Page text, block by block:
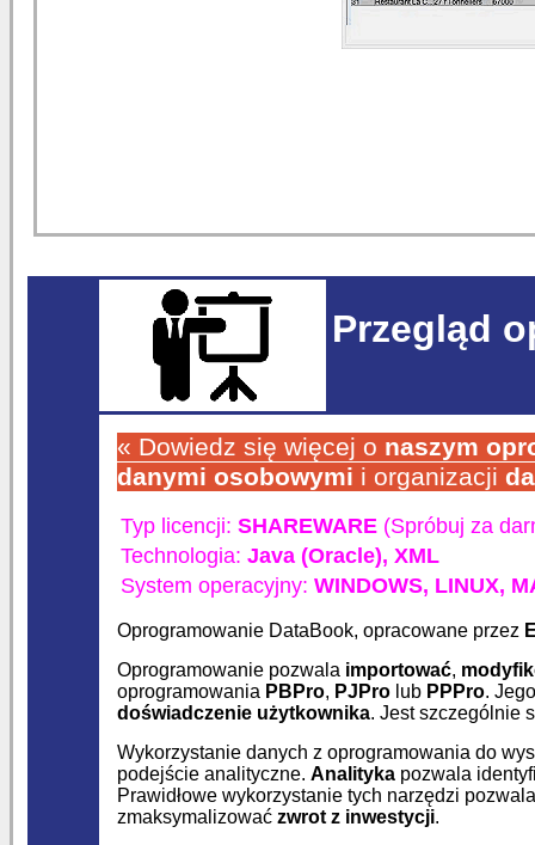
Przegląd
« Dowiedz się więcej o naszym
danymi osobowymi i organizacji
Typ licencji: SHAREWARE (Spróbuj za
Technologia: Java (Oracle), XML
System operacyjny: WINDOWS, LINUX,
Oprogramowanie DataBook, opracowane przez
Oprogramowanie pozwala importować,
oprogramowania PBPro, PJPro lub PPPro.
doświadczenie użytkownika. Jest szczególnie
Wykorzystanie danych z oprogramowania do
podejście analityczne. Analityka pozwala
Prawidłowe wykorzystanie tych narzędzi
zmaksymalizować zwrot z inwestycji.